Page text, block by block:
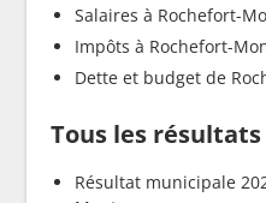
Salaires à Rochefort-
Impôts à Rochefort-
Dette et budget de
Tous les
Résultat municipale